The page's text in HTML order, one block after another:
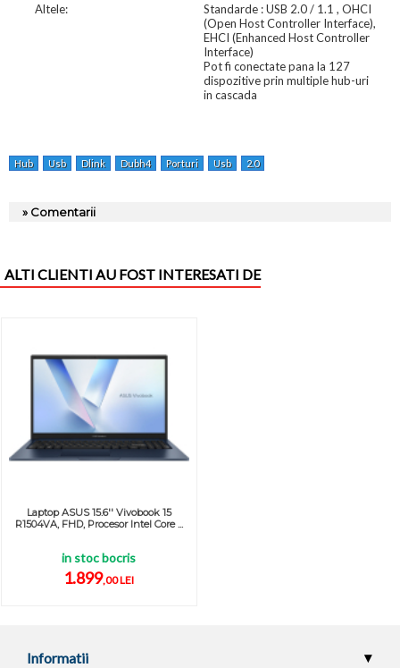
Altele:
Standarde : USB 2.0 / 1.1 , OHCI
(Open Host Controller Interface),
EHCI (Enhanced Host Controller
Interface)
Pot fi conectate pana la 127
dispozitive prin multiple hub-uri
in cascada
Hub Usb Dlink Dubh4 Porturi Usb 2.0
» Comentarii
ALTI CLIENTI AU FOST INTERESATI DE
Laptop ASUS 15.6'' Vivobook 15
R1504VA, FHD, Procesor Intel Core ...
in stoc bocris
1.899,00 LEI
Informatii